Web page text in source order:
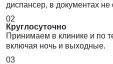
диспансер, в документах не
02
Круглосуточно
Принимаем в клинике и по
включая ночь и выходные.
03